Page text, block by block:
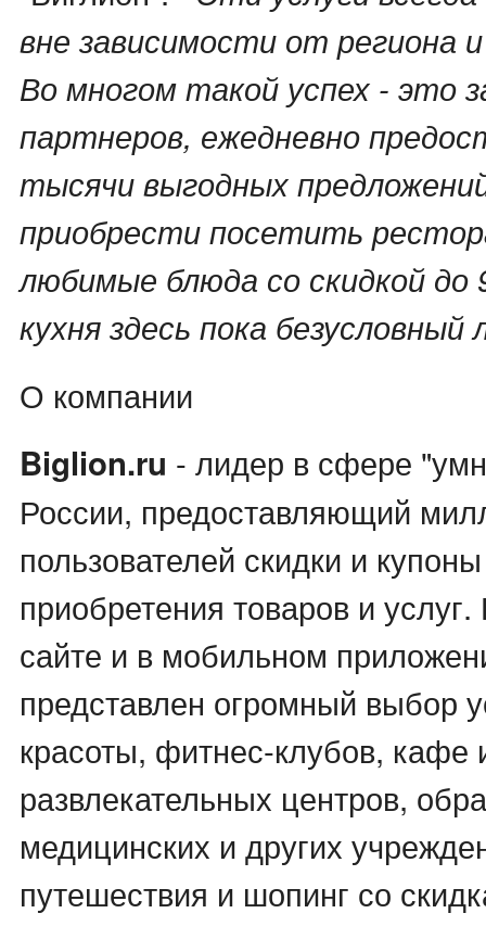
вне зависимости от региона
Во многом такой успех - это
партнеров, ежедневно
тысячи выгодных
приобрести посетить
любимые блюда со скидкой до
кухня здесь пока безусловный
О компании
Biglion.ru - лидер в сфере
России, предоставляющий
пользователей скидки и
приобретения товаров и
сайте и в мобильном
представлен огромный выбор
красоты, фитнес-клубов, кафе
развлекательных центров,
медицинских и других
путешествия и шопинг со